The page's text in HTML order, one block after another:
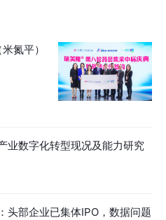
氮平）
业数字化转型现况及能力研究
头部企业已集体IPO，数据问题